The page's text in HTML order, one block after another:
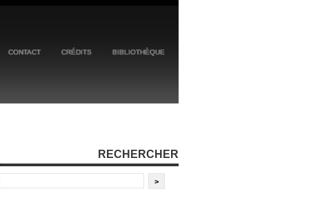
CONTACT CRÉDITS BIBLIOTHÈQUE
RECHERCHER